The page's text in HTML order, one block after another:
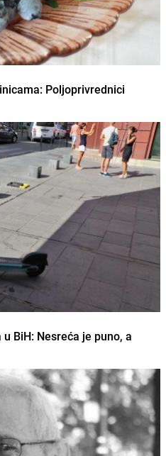
Poljoprivrednici
BiH: Nesreća je puno, a